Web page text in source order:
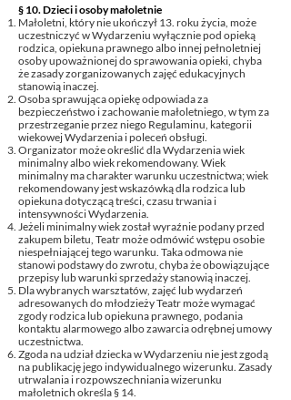
§ 10. Dzieci i osoby małoletnie
Małoletni, który nie ukończył 13. roku życia, może
uczestniczyć w Wydarzeniu wyłącznie pod opieką
rodzica, opiekuna prawnego albo innej pełnoletniej
osoby upoważnionej do sprawowania opieki, chyba
że zasady zorganizowanych zajęć edukacyjnych
stanowią inaczej.
Osoba sprawująca opiekę odpowiada za
bezpieczeństwo i zachowanie małoletniego, w tym za
przestrzeganie przez niego Regulaminu, kategorii
wiekowej Wydarzenia i poleceń obsługi.
Organizator może określić dla Wydarzenia wiek
minimalny albo wiek rekomendowany. Wiek
minimalny ma charakter warunku uczestnictwa; wiek
rekomendowany jest wskazówką dla rodzica lub
opiekuna dotyczącą treści, czasu trwania i
intensywności Wydarzenia.
Jeżeli minimalny wiek został wyraźnie podany przed
zakupem biletu, Teatr może odmówić wstępu osobie
niespełniającej tego warunku. Taka odmowa nie
stanowi podstawy do zwrotu, chyba że obowiązujące
przepisy lub warunki sprzedaży stanowią inaczej.
Dla wybranych warsztatów, zajęć lub wydarzeń
adresowanych do młodzieży Teatr może wymagać
zgody rodzica lub opiekuna prawnego, podania
kontaktu alarmowego albo zawarcia odrębnej umowy
uczestnictwa.
Zgoda na udział dziecka w Wydarzeniu nie jest zgodą
na publikację jego indywidualnego wizerunku. Zasady
utrwalania i rozpowszechniania wizerunku
małoletnich określa § 14.